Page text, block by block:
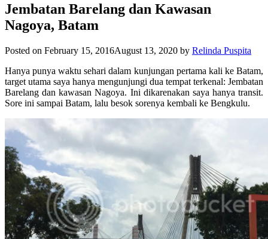
Jembatan Barelang dan Kawasan
Nagoya, Batam
Posted on February 15, 2016August 13, 2020 by Relinda Puspita
Hanya punya waktu sehari dalam kunjungan pertama kali ke Batam,
target utama saya hanya mengunjungi dua tempat terkenal: Jembatan
Barelang dan kawasan Nagoya. Ini dikarenakan saya hanya transit.
Sore ini sampai Batam, lalu besok sorenya kembali ke Bengkulu.